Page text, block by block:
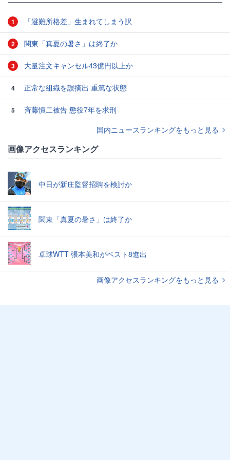
1 「避難所格差」生まれてしまう訳
2 関東「真夏の暑さ」は終了か
3 大量注文キャンセル43億円以上か
4 正常な組織を誤摘出 重篤な状態
5
斉藤慎二被告 懲役7年を求刑
国内ニュースランキングをもっと見る
画像アクセスランキング
中日が新庄監督招聘を検討か
関東「真夏の暑さ」は終了か
卓球WTT 張本美和がベスト8進出
画像アクセスランキングをもっと見る